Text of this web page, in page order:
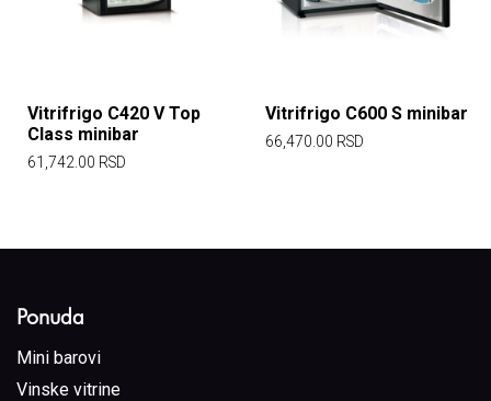
Vitrifrigo C420 V Top
Class minibar
61,742.00 RSD
Vitrifrigo C600 S minibar
66,470.00 RSD
Ponuda
Mini barovi
Vinske vitrine